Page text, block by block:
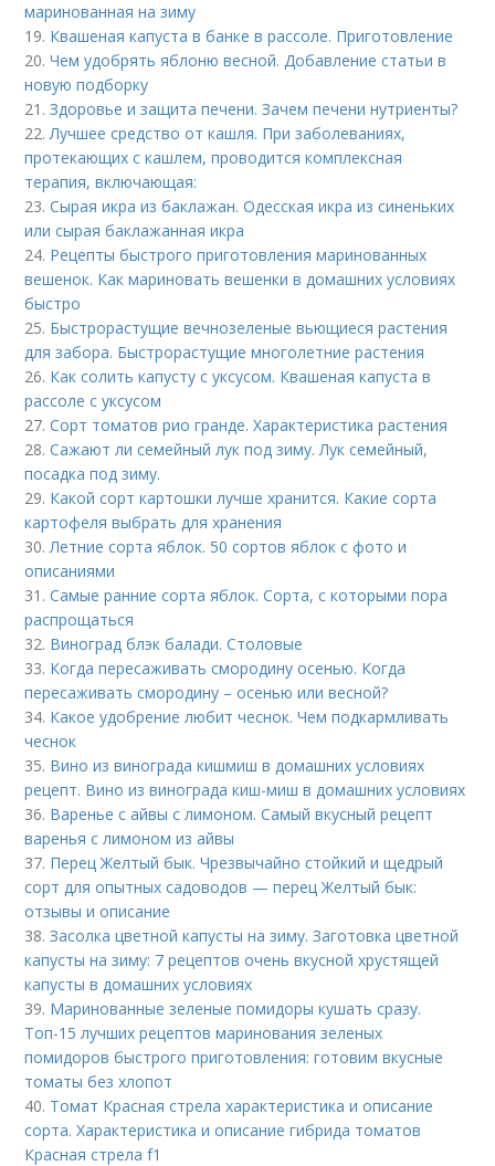
маринованная на зиму
19. Квашеная капуста в банке в рассоле. Приготовление
20.Чем удобрять яблоню весной. Добавление статьи в
новую подборку
21.Здоровье и защита печени. Зачем печени нутриенты?
22. Лучшее средство от кашля. При заболеваниях,
протекающих с кашлем, проводится комплексная
терапия, включающая:
23.Сырая икра из баклажан. Одесская икра из синеньких
или сырая баклажанная икра
24. Рецепты быстрого приготовления маринованных
вешенок. Как мариновать вешенки в домашних условиях
быстро
25. Быстрорастущие вечнозеленые вьющиеся растения
для забора. Быстрорастущие многолетние растения
26. Как солить капусту с уксусом. Квашеная капуста в
рассоле с уксусом
27.Сорт томатов рио гранде. Характеристика растения
28.Сажают ли семейный лук под зиму. Лук семейный,
посадка под зиму.
29. Какой сорт картошки лучше хранится. Какие сорта
картофеля выбрать для хранения
30. Летние сорта яблок. 50 сортов яблок с фото и
описаниями
31.Самые ранние сорта яблок. Сорта, с которыми пора
распрощаться
32. Виноград блэк балади. Столовые
33. Когда пересаживать смородину осенью. Когда
пересаживать смородину – осенью или весной?
34. Какое удобрение любит чеснок. Чем подкармливать
чеснок
35. Вино из винограда кишмиш в домашних условиях
рецепт. Вино из винограда киш-миш в домашних условиях
36. Варенье с айвы с лимоном. Самый вкусный рецепт
варенья с лимоном из айвы
37. Перец Желтый бык. Чрезвычайно стойкий и щедрый
сорт для опытных садоводов — перец Желтый бык:
отзывы и описание
38.Засолка цветной капусты на зиму. Заготовка цветной
капусты на зиму: 7 рецептов очень вкусной хрустящей
капусты в домашних условиях
39. Маринованные зеленые помидоры кушать сразу.
Топ-15 лучших рецептов маринования зеленых
помидоров быстрого приготовления: готовим вкусные
томаты без хлопот
40. Томат Красная стрела характеристика и описание
сорта. Характеристика и описание гибрида томатов
Красная стрела f1